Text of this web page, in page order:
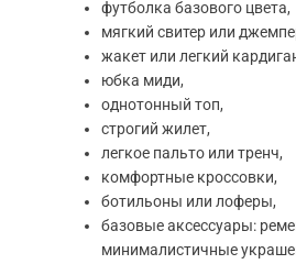
футболка базового цвета,
мягкий свитер или
жакет или легкий
юбка миди,
однотонный топ,
строгий жилет,
легкое пальто или тренч,
комфортные кроссовки,
ботильоны или лоферы,
базовые аксессуары:
минималистичные